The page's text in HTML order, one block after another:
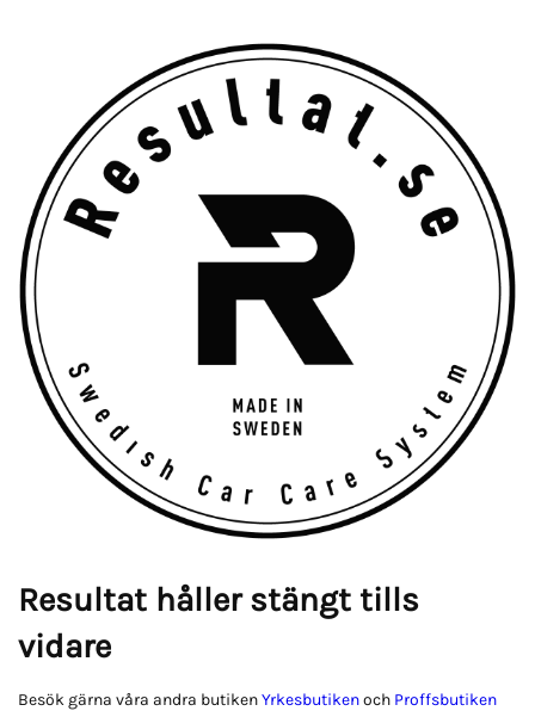
Resultat håller stängt tills
vidare
Besök gärna våra andra butikenYrkesbutikenoch Proffsbutiken